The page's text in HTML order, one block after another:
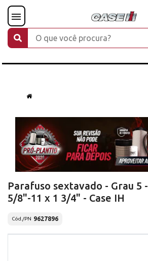
Parafuso sextavado - Grau 5 -
5/8"-11 x 1 3/4" - Case IH
Cód./PN 9627896